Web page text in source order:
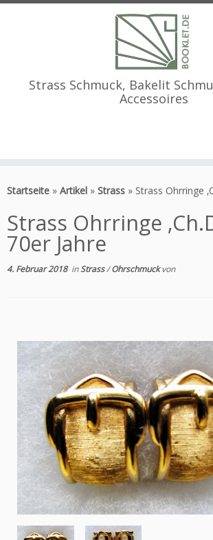
Inhalt
Strass Schmuck, Bakelit
Accessoires
Startseite » Artikel » Strass » Strass Ohrringe
Strass Ohrringe
70er Jahre
4. Februar 2018inStrass/Ohrschmuckvon